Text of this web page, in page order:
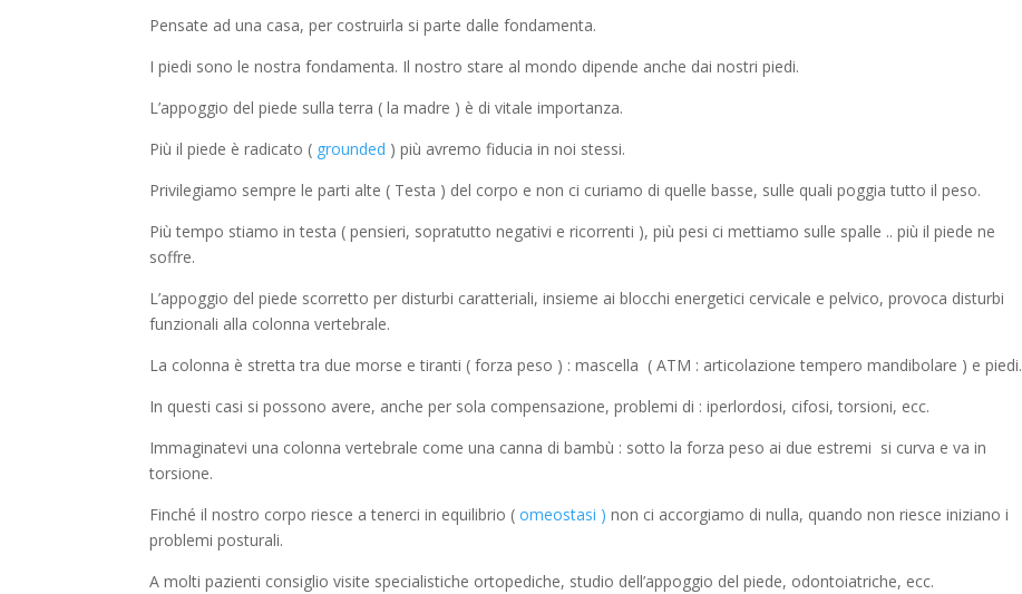
Pensate ad una casa, per costruirla si parte dalle fondamenta.
I piedi sono le nostra fondamenta. Il nostro stare al mondo dipende anche dai nostri piedi.
L’appoggio del piede sulla terra ( la madre ) è di vitale importanza.
Più il piede è radicato ( grounded ) più avremo fiducia in noi stessi.
Privilegiamo sempre le parti alte ( Testa ) del corpo e non ci curiamo di quelle basse, sulle quali poggia tutto il peso.
Più tempo stiamo in testa ( pensieri, sopratutto negativi e ricorrenti ), più pesi ci mettiamo sulle spalle .. più il piede ne
soffre.
L’appoggio del piede scorretto per disturbi caratteriali, insieme ai blocchi energetici cervicale e pelvico, provoca disturbi
funzionali alla colonna vertebrale.
La colonna è stretta tra due morse e tiranti ( forza peso ) : mascella ( ATM : articolazione tempero mandibolare ) e piedi.
In questi casi si possono avere, anche per sola compensazione, problemi di : iperlordosi, cifosi, torsioni, ecc.
Immaginatevi una colonna vertebrale come una canna di bambù : sotto la forza peso ai due estremi si curva e va in
torsione.
Finché il nostro corpo riesce a tenerci in equilibrio (omeostasi ) non ci accorgiamo di nulla, quando non riesce iniziano i
problemi posturali.
A molti pazienti consiglio visite specialistiche ortopediche, studio dell’appoggio del piede, odontoiatriche, ecc.